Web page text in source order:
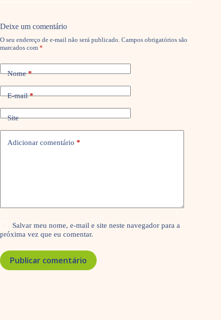
Deixe um comentário
O seu endereço de e-mail não será publicado. Campos obrigatórios são
marcados com *
Nome*
E-mail*
Site
Adicionar comentário *
Salvar meu nome, e-mail e site neste navegador para a
próxima vez que eu comentar.
Publicar comentário